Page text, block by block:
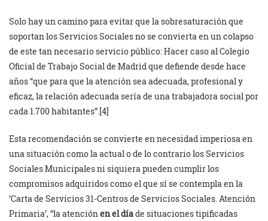
Solo hay un camino para evitar que la sobresaturación que
soportan los Servicios Sociales no se convierta en un colapso
de este tan necesario servicio público: Hacer caso al Colegio
Oficial de Trabajo Social de Madrid que defiende desde hace
años “que para que la atención sea adecuada, profesional y
eficaz, la relación adecuada sería de una trabajadora social por
cada 1.700 habitantes”.[4]
Esta recomendación se convierte en necesidad imperiosa en
una situación como la actual o de lo contrario los Servicios
Sociales Municipales ni siquiera pueden cumplir los
compromisos adquiridos como el que sí se contempla en la
‘Carta de Servicios 31-Centros de Servicios Sociales. Atención
Primaria’, “la atención en el díade situaciones tipificadas